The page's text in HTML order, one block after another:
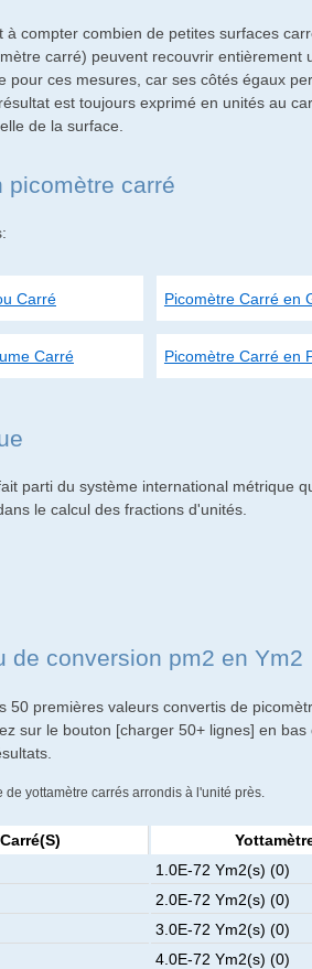
compter combien de petites surfaces
carré) peuvent recouvrir entièrement
pour ces mesures, car ses côtés égaux
est toujours exprimé en unités au
de la surface.
picomètre carré
Carré Picomètre Carré en
Carré Picomètre Carré en
parti du système international métrique
le calcul des fractions d'unités.
de conversion pm2 en Ym2
50 premières valeurs convertis de
sur le bouton [charger 50+ lignes] en
de yottamètre carrés arrondis à l'unité près.
1.0E-72 Ym2(s) (0)
2.0E-72 Ym2(s) (0)
3.0E-72 Ym2(s) (0)
4.0E-72 Ym2(s) (0)